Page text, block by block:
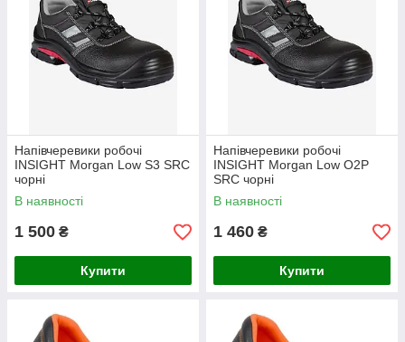
Напівчеревики робочі
INSIGHT Morgan Low S3 SRC
чорні
В наявності
1 500 ₴
Купити
Напівчеревики робочі
INSIGHT Morgan Low О2Р
SRC чорні
В наявності
1 460 ₴
Купити